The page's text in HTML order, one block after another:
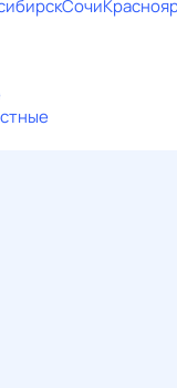
Сочи